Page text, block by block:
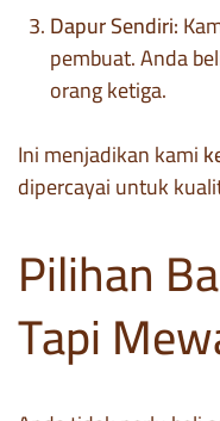
Dapur Sendiri:
pembuat. Anda
orang ketiga.
Ini menjadikan kami
dipercayai untuk
Pilihan
Tapi